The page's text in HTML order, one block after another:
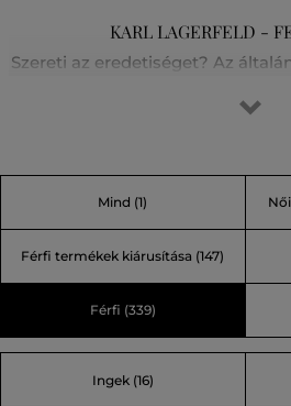
KARL LAGERFELD -
Szereti az eredetiséget? Az
és a rock-chic elegancia
Néhány legendás mondása is ezt
játék, melyet komolyan kell
unatkozni.
Mind (1)
Férfi termékek kiárusítása (147)
Férfi (339)
Ingek (16)